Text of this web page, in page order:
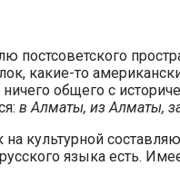
постсоветского
какие-то
общего с
в Алматы, из Алматы,
культурной
языка есть.